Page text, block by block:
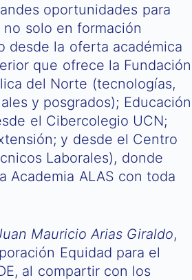
oportunidades para
solo en formación
desde la oferta académica
que ofrece la Fundación
del Norte (tecnologías,
y posgrados); Educación
el Cibercolegio UCN;
y desde el Centro
Laborales), donde
Academia ALAS con toda
Mauricio Arias Giraldo,
Equidad para el
al compartir con los